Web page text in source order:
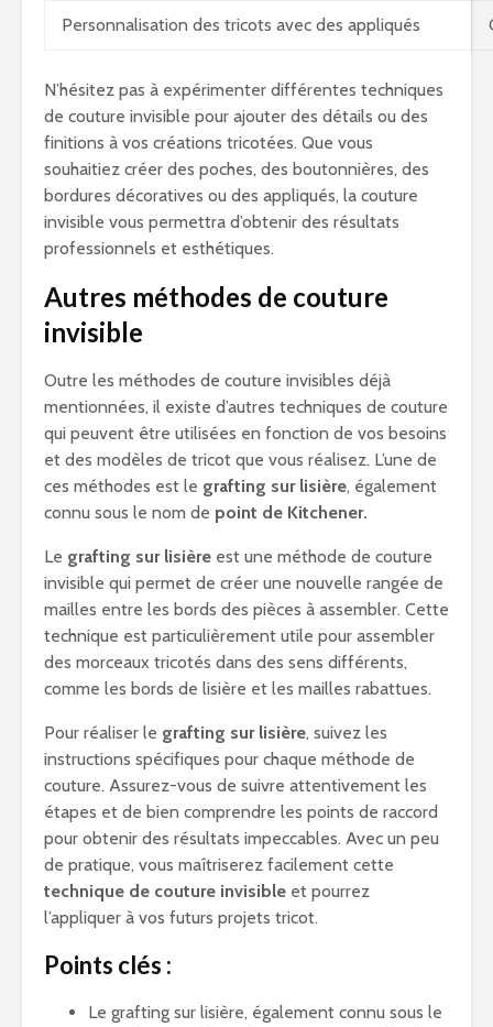
Personnalisation des tricots avec des appliqués
N’hésitez pas à expérimenter différentes techniques
de couture invisible pour ajouter des détails ou des
finitions à vos créations tricotées. Que vous
souhaitiez créer des poches, des boutonnières, des
bordures décoratives ou des appliqués, la couture
invisible vous permettra d’obtenir des résultats
professionnels et esthétiques.
Autres méthodes de couture
invisible
Outre les méthodes de couture invisibles déjà
mentionnées, il existe d’autres techniques de couture
qui peuvent être utilisées en fonction de vos besoins
et des modèles de tricot que vous réalisez. L’une de
ces méthodes est le grafting sur lisière, également
connu sous le nom de point de Kitchener.
Le grafting sur lisière est une méthode de couture
invisible qui permet de créer une nouvelle rangée de
mailles entre les bords des pièces à assembler. Cette
technique est particulièrement utile pour assembler
des morceaux tricotés dans des sens différents,
comme les bords de lisière et les mailles rabattues.
Pour réaliser le grafting sur lisière, suivez les
instructions spécifiques pour chaque méthode de
couture. Assurez-vous de suivre attentivement les
étapes et de bien comprendre les points de raccord
pour obtenir des résultats impeccables. Avec un peu
de pratique, vous maîtriserez facilement cette
technique de couture invisible et pourrez
l’appliquer à vos futurs projets tricot.
Points clés :
Le grafting sur lisière, également connu sous le